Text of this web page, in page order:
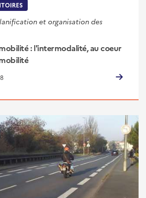
et organisation des
: l'intermodalité, au coeur